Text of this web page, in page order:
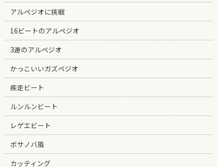
アルペジオに挑戦
16ビートのアルペジオ
3連のアルペジオ
かっこいいガズペジオ
疾走ビート
ルンルンビート
レゲエビート
ボサノバ風
カッティング